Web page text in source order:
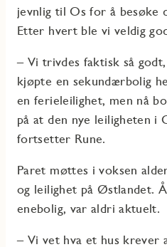
jevnlig til Os for å besøke
Etter hvert ble vi veldig
– Vi trivdes faktisk så
kjøpte en sekundærbolig
en ferieleilighet, men nå
på at den nye leiligheten i
fortsetter Rune.
Paret møttes i voksen
og leilighet på Østlandet.
enebolig, var aldri aktuelt.
– Vi vet hva et hus krever